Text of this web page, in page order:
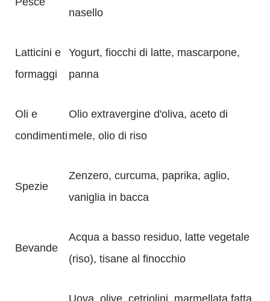
nasello
Latticini e
formaggi
Yogurt, fiocchi di latte, mascarpone,
panna
Oli e
condimenti
Olio extravergine d'oliva, aceto di
mele, olio di riso
Spezie
Zenzero, curcuma, paprika, aglio,
vaniglia in bacca
Bevande
Acqua a basso residuo, latte vegetale
(riso), tisane al finocchio
Uova, olive, cetriolini, marmellata fatta